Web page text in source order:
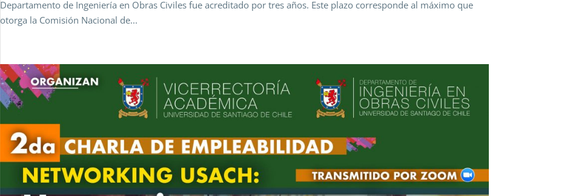
Departamento de Ingeniería en Obras Civiles fue acreditado por tres años. Este plazo corresponde al máximo que
otorga la Comisión Nacional de...